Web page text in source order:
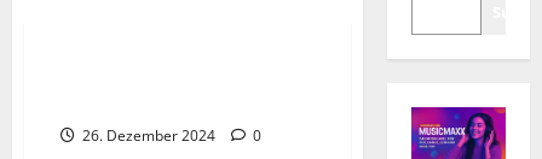
26. Dezember 2024 0